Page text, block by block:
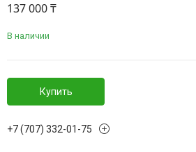
137 000 ₸
В наличии
Купить
+7 (707) 332-01-75